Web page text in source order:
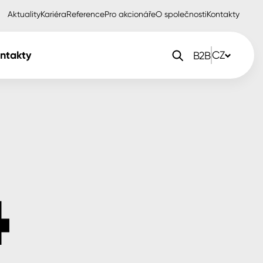
AktualityKariéraReferencePro akcionářeO společnostiKontakty
B2BCZ